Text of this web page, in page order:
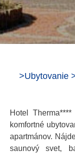
>Ubytovanie
Hotel
komfortné
apartmánov.
saunový svet,